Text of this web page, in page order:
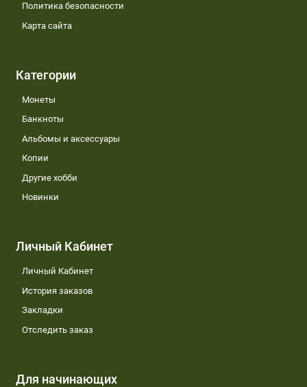
Политика безопасности
Карта сайта
Категории
Монеты
Банкноты
Альбомы и аксессуары
Копии
Другие хобби
Новинки
Личный Кабинет
Личный Кабинет
История заказов
Закладки
Отследить заказ
Для начинающих